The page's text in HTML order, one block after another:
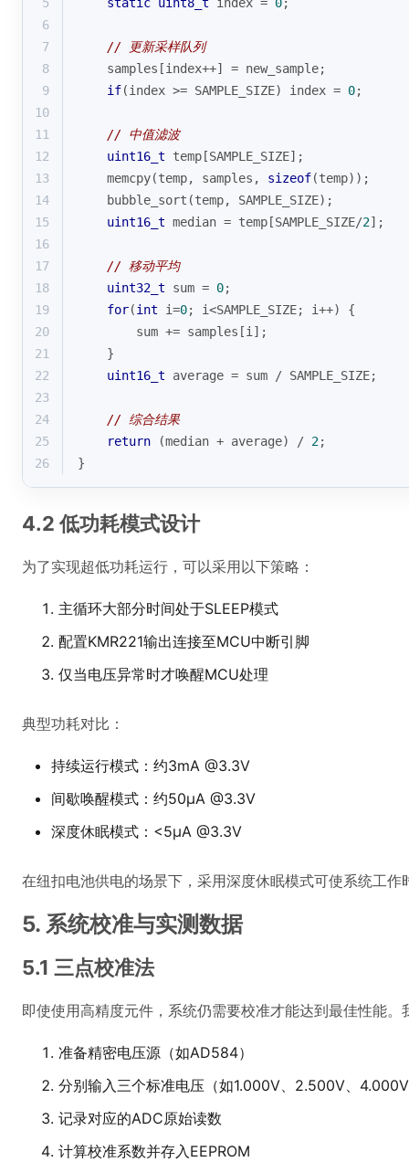
6
7
// 更新采样队列
8
    samples[index++] = new_sample;
9
if(index >= SAMPLE_SIZE) index = 0;
10
11
// 中值滤波
12
uint16_t temp[SAMPLE_SIZE];
13
memcpy(temp, samples, sizeof(temp));
14
    bubble_sort(temp, SAMPLE_SIZE);
15
uint16_t median = temp[SAMPLE_SIZE/2];
16
17
// 移动平均
18
uint32_t sum = 0;
19
for(int i=0; i<SAMPLE_SIZE; i++) {
20
        sum += samples[i];
21
    }
22
uint16_t average = sum / SAMPLE_SIZE;
23
24
// 综合结果
25
return (median + average) / 2;
26
}
4.2 低功耗模式设计
为了实现超低功耗运行，可以采用以下策略：
主循环大部分时间处于SLEEP模式
配置KMR221输出连接至MCU中断引脚
仅当电压异常时才唤醒MCU处理
典型功耗对比：
持续运行模式：约3mA @3.3V
间歇唤醒模式：约50μA @3.3V
深度休眠模式：<5μA @3.3V
在纽扣电池供电的场景下，采用深度休眠模式可使系统工
5. 系统校准与实测数据
5.1 三点校准法
即使使用高精度元件，系统仍需要校准才能达到最佳性能。
准备精密电压源（如AD584）
分别输入三个标准电压（如1.000V、2.500V、
记录对应的ADC原始读数
计算校准系数并存入EEPROM